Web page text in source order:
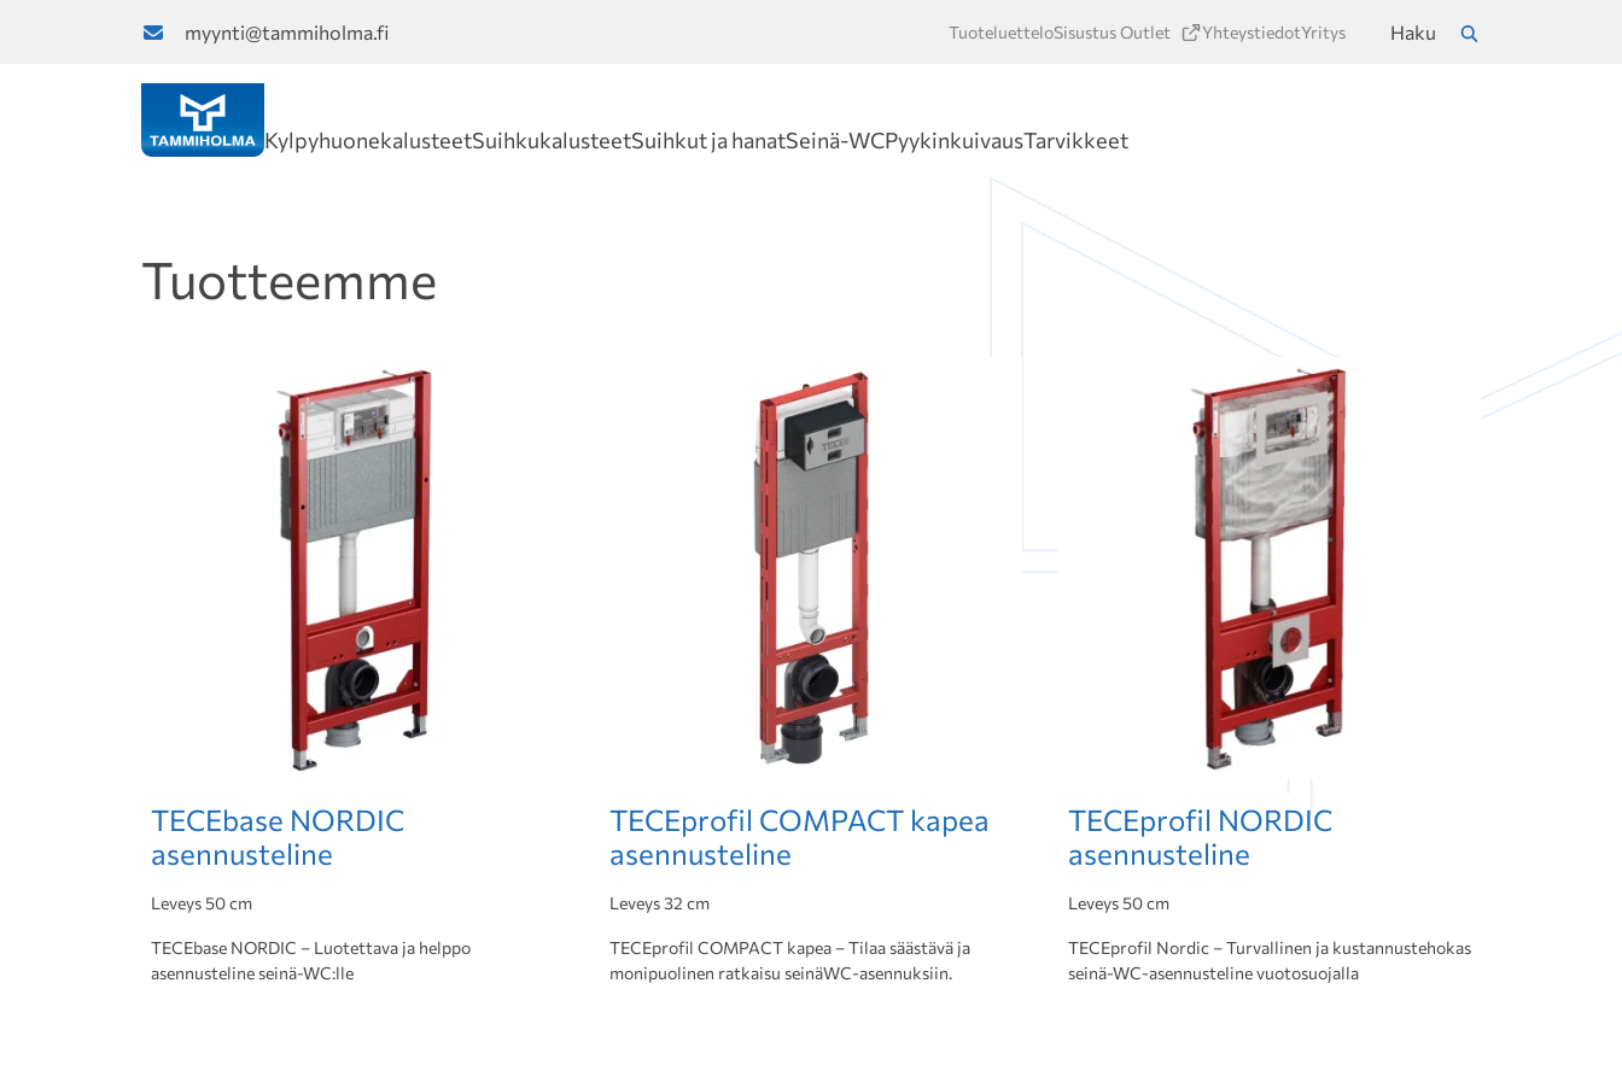
myynti@tammiholma.fi TuoteluetteloSisustus Outlet YhteystiedotYritys
Haku
KylpyhuonekalusteetSuihkukalusteetSuihkut ja hanatSeinä-WCPyykinkuivausTarvikkeet
Tuotteemme
TECEbase NORDIC
asennusteline
Leveys 50 cm
TECEbase NORDIC – Luotettava ja helppo
asennusteline seinä-WC:lle
TECEprofil COMPACT kapea
asennusteline
Leveys 32 cm
TECEprofil COMPACT kapea – Tilaa säästävä ja
monipuolinen ratkaisu seinäWC-asennuksiin.
TECEprofil NORDIC
asennusteline
Leveys 50 cm
TECEprofil Nordic – Turvallinen ja kustannustehokas
seinä-WC-asennusteline vuotosuojalla